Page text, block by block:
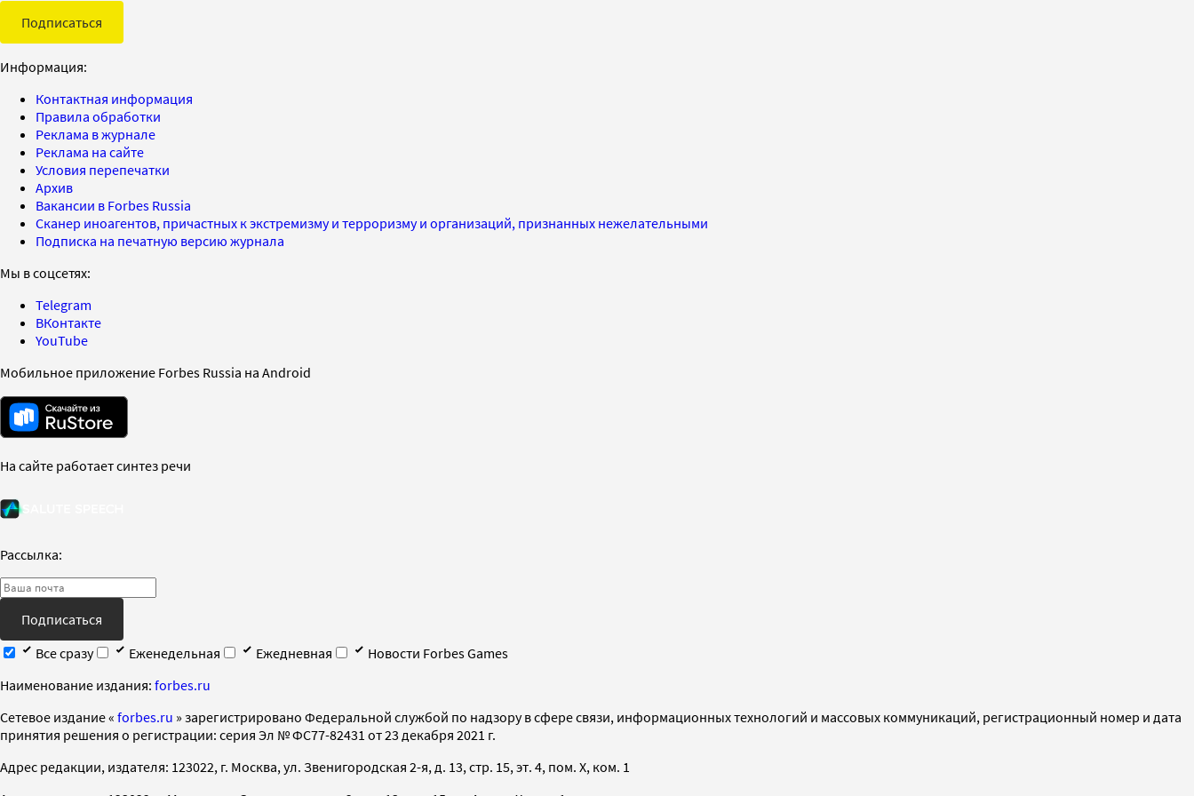
Подписаться
Информация:
Контактная информация
Правила обработки
Реклама в журнале
Реклама на сайте
Условия перепечатки
Архив
Вакансии в Forbes Russia
Сканер иноагентов, причастных к экстремизму и терроризму и организаций, признанных нежелательными
Подписка на печатную версию журнала
Мы в соцсетях:
Telegram
ВКонтакте
YouTube
Мобильное приложение Forbes Russia на Android
На сайте работает синтез речи
Рассылка:
Подписаться
Все сразу
Еженедельная Ежедневная
Новости Forbes Games
Наименование издания: forbes.ru
Cетевое издание « forbes.ru » зарегистрировано Федеральной службой по надзору в сфере связи, информационных технологий и массовых коммуникаций, регистрационный номер и дата
принятия решения о регистрации: серия Эл № ФС77-82431 от 23 декабря 2021 г.
Адрес редакции, издателя: 123022, г. Москва, ул. Звенигородская 2-я, д. 13, стр. 15, эт. 4, пом. X, ком. 1